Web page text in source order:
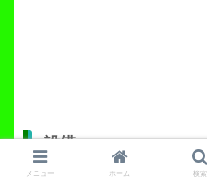
設備
メニュー ホーム 検索